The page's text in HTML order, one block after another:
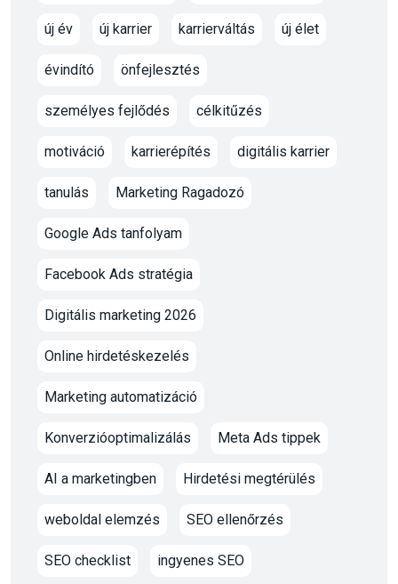
új év új karrier karrierváltás új élet
évindító önfejlesztés
személyes fejlődés célkitűzés
motiváció karrierépítés digitális karrier
tanulás Marketing Ragadozó
Google Ads tanfolyam
Facebook Ads stratégia
Digitális marketing 2026
Online hirdetéskezelés
Marketing automatizáció
Konverzióoptimalizálás Meta Ads tippek
AI a marketingben Hirdetési megtérülés
weboldal elemzés SEO ellenőrzés
SEO checklist ingyenes SEO